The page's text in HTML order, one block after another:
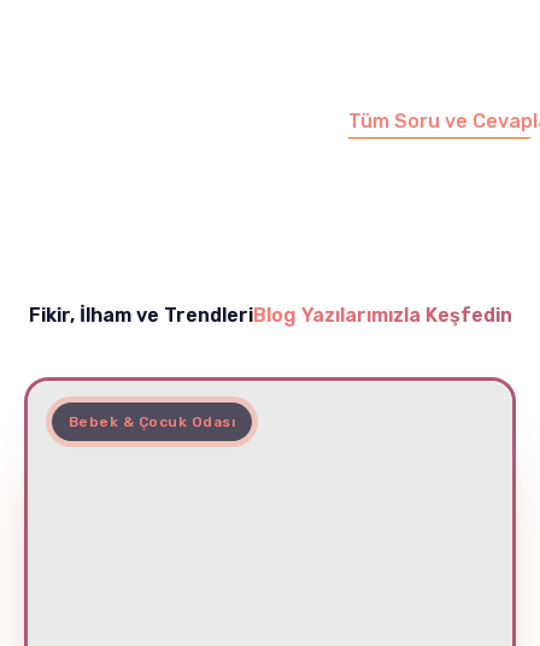
Tüm Soru ve
Fikir, İlham ve TrendleriBlog Yazılarımızla Keşfedin
Bebek & Çocuk Odası